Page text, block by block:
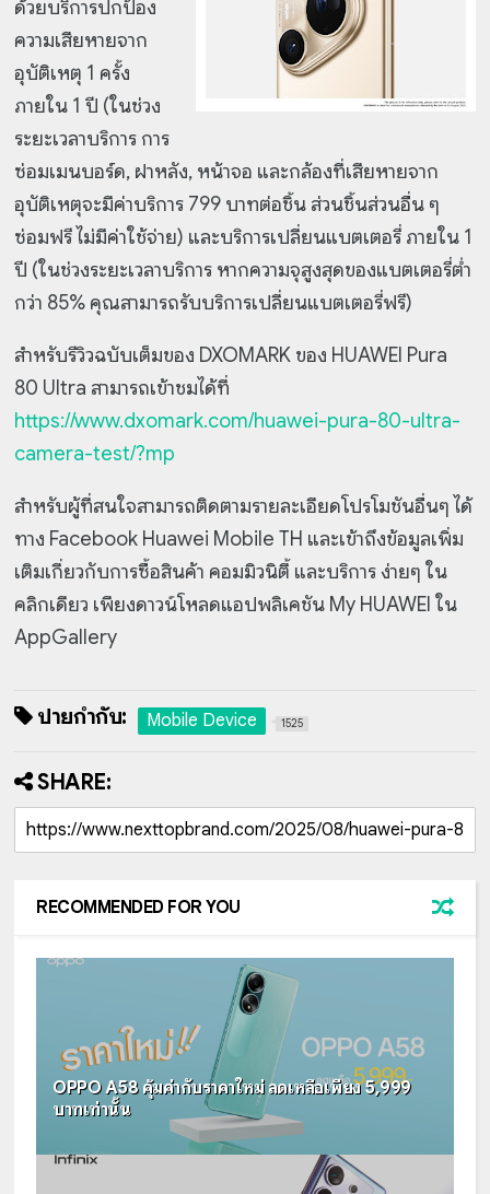
ด้วยบริการปกป้อง
ความเสียหายจาก
อุบัติเหตุ 1 ครั้ง
ภายใน 1 ปี (ในช่วง
ระยะเวลาบริการ การ
ซ่อมเมนบอร์ด, ฝาหลัง, หน้าจอ และกล้องที่เสียหายจาก
อุบัติเหตุจะมีค่าบริการ 799 บาทต่อชิ้น ส่วนชิ้นส่วนอื่น ๆ
ซ่อมฟรี ไม่มีค่าใช้จ่าย) และบริการเปลี่ยนแบตเตอรี่ ภายใน 1
ปี (ในช่วงระยะเวลาบริการ หากความจุสูงสุดของแบตเตอรี่ต่ำ
กว่า 85% คุณสามารถรับบริการเปลี่ยนแบตเตอรี่ฟรี)
สำหรับรีวิวฉบับเต็มของ DXOMARK ของ HUAWEI Pura
80 Ultra สามารถเข้าชมได้ที่
https://www.dxomark.com/huawei-pura-80-ultra-
camera-test/?mp
สำหรับผู้ที่สนใจสามารถติดตามรายละเอียดโปรโมชันอื่นๆ ได้
ทาง Facebook Huawei Mobile TH และเข้าถึงข้อมูลเพิ่ม
เติมเกี่ยวกับการซื้อสินค้า คอมมิวนิตี้ และบริการ ง่ายๆ ใน
คลิกเดียว เพียงดาวน์โหลดแอปพลิเคชัน My HUAWEI ใน
AppGallery
ป้ายกำกับ: Mobile Device 1525
SHARE:
RECOMMENDED FOR YOU
OPPO A58 คุ้มค่ากับราคาใหม่ ลดเหลือเพียง 5,999
บาทเท่านั้น